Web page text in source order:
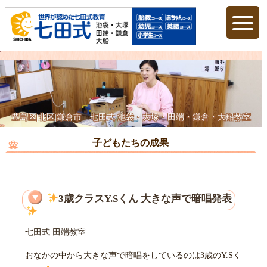
豊島区|北区|鎌倉市 七田式 池袋・大塚・田端・鎌倉・大船教室
子どもたちの成果
3歳クラスY.Sくん 大きな声で暗唱発表
七田式 田端教室
おなかの中から大きな声で暗唱をしているのは3歳のY.Sく